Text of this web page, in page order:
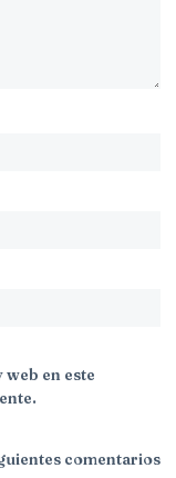
en este
comentarios